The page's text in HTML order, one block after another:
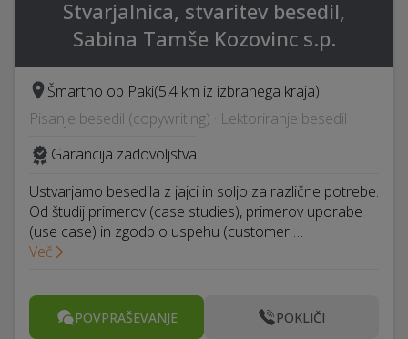
Stvarjalnica, stvaritev besedil,
Sabina Tamše Kozovinc s.p.
Šmartno ob Paki(5,4 km iz izbranega kraja)
Pisanje besedil (copywriting) · Lektoriranje besedil
Garancija zadovoljstva
Ustvarjamo besedila z jajci in soljo za različne potrebe.
Od študij primerov (case studies), primerov uporabe
(use case) in zgodb o uspehu (customer …
Več
POVPRAŠEVANJE POKLIČI